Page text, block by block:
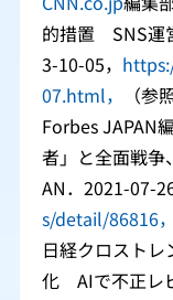
的措置 SNS運
3-10-05，
07.html， （
Forbes JAPAN
者」と全面戦
AN．2021-07-
s/detail/86816，
日経クロスト
化 AIで不正レ